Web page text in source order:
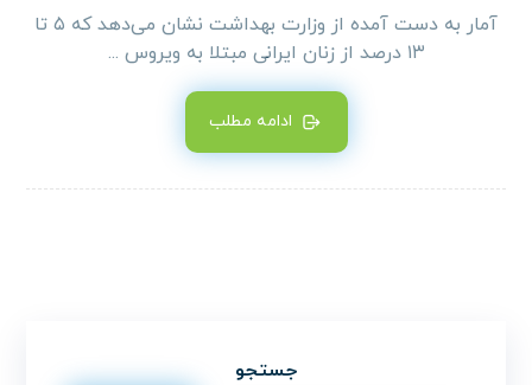
آمار به دست آمده از وزارت بهداشت نشان می‌دهد که ۵ تا
۱۳ درصد از زنان ایرانی مبتلا به ویروس ...
ادامه مطلب
جستجو